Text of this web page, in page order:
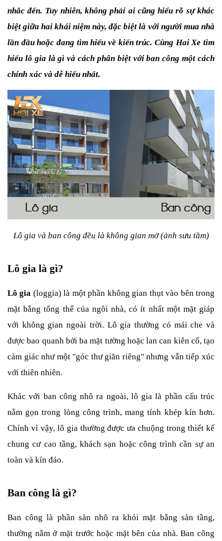
nhắc đến. Tuy nhiên, không phải ai cũng hiểu rõ sự khác
biệt giữa hai khái niệm này, đặc biệt là với người mua nhà
lần đầu hoặc đang tìm hiểu về kiến trúc. Cùng Hai Xe tìm
hiểu lô gia là gì và cách phân biệt với ban công một cách
chính xác và dễ hiểu nhất.
Lô gia và ban công đều là không gian mở (ảnh sưu tầm)
Lô gia là gì?
Lô gia (loggia) là một phần không gian thụt vào bên trong
mặt bằng tổng thể của ngôi nhà, có ít nhất một mặt giáp
với không gian ngoài trời. Lô gia thường có mái che và
được bao quanh bởi ba mặt tường hoặc lan can kiên cố, tạo
cảm giác như một "góc thư giãn riêng" nhưng vẫn tiếp xúc
với thiên nhiên.
Khác với ban công nhô ra ngoài, lô gia là phần cấu trúc
nằm gọn trong lòng công trình, mang tính khép kín hơn.
Chính vì vậy, lô gia thường được ưa chuộng trong thiết kế
chung cư cao tầng, khách sạn hoặc công trình cần sự an
toàn và kín đáo.
Ban công là gì?
Ban công là phần sàn nhô ra khỏi mặt bằng sàn tầng,
thường nằm ở mặt trước hoặc mặt bên của nhà. Ban công